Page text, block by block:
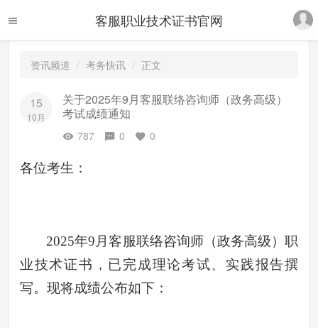
客服职业技术证书官网
资讯频道 考务快讯 正文
15
10月
关于2025年9月客服联络咨询师（政务高级）
考试成绩通知
787 0 0
各位考生：
2025年9月客服联络咨询师（政务高级）职
业技术证书，已完成理论考试、实践报告撰
写。现将成绩公布如下：